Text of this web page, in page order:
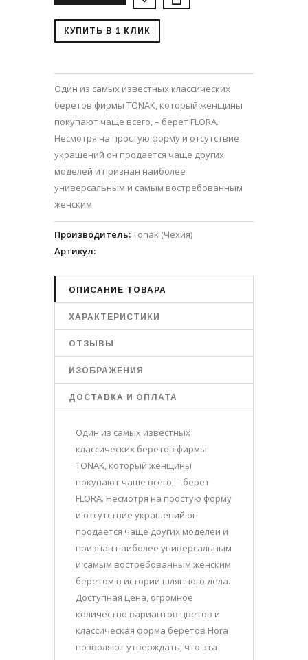
КУПИТЬ В 1 КЛИК
Один из самых известных классических
беретов фирмы TONAK, который женщины
покупают чаще всего, – берет FLORA.
Несмотря на простую форму и отсутствие
украшений он продается чаще других
моделей и признан наиболее
универсальным и самым востребованным
женским
Производитель:Tonak (Чехия)
Артикул:
ОПИСАНИЕ ТОВАРА
ХАРАКТЕРИСТИКИ
ОТЗЫВЫ
ИЗОБРАЖЕНИЯ
ДОСТАВКА И ОПЛАТА
Один из самых известных
классических беретов фирмы
TONAK, который женщины
покупают чаще всего, – берет
FLORA. Несмотря на простую форму
и отсутствие украшений он
продается чаще других моделей и
признан наиболее универсальным
и самым востребованным женским
беретом в истории шляпного дела.
Доступная цена, огромное
количество вариантов цветов и
классическая форма беретов Flora
позволяют утверждать, что эта